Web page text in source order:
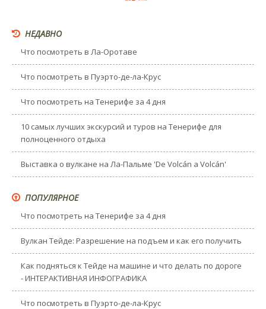
НЕДАВНО
Что посмотреть в Ла-Оротаве
Что посмотреть в Пуэрто-де-ла-Крус
Что посмотреть на Тенерифе за 4 дня
10 самых лучших экскурсий и туров на Тенерифе для
полноценного отдыха
Выставка о вулкане на Ла-Пальме 'De Volcán a Volcán'
ПОПУЛЯРНОЕ
Что посмотреть на Тенерифе за 4 дня
Вулкан Тейде: Разрешение на подъем и как его получить
Как подняться к Тейде на машине и что делать по дороге
- ИНТЕРАКТИВНАЯ ИНФОГРАФИКА
Что посмотреть в Пуэрто-де-ла-Крус